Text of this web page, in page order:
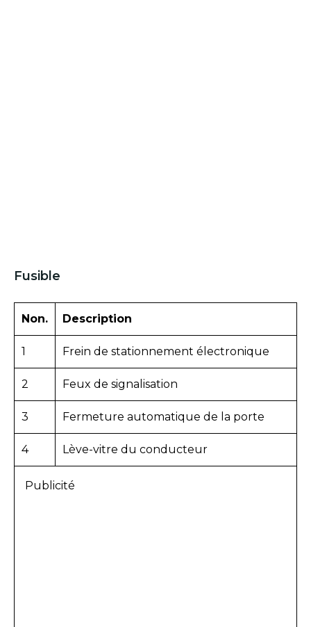
Fusible
Non. Description
1 Frein de stationnement électronique
2 Feux de signalisation
3 Fermeture automatique de la porte
4 Lève-vitre du conducteur
Publicité